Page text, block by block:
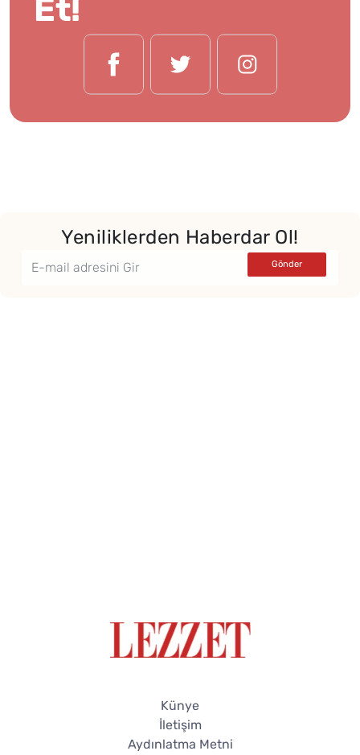
Et!
Yeniliklerden Haberdar Ol!
Künye
İletişim
Aydınlatma Metni